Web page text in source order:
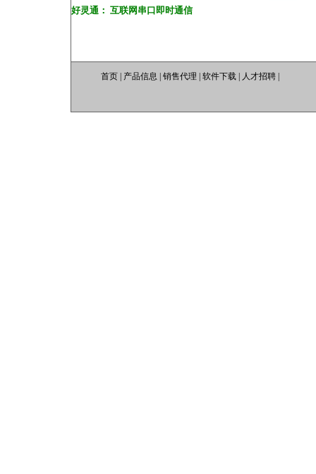
好灵通： 互联网串口即时通信
首页 产品信息 销售代理 软件下载 人才招聘